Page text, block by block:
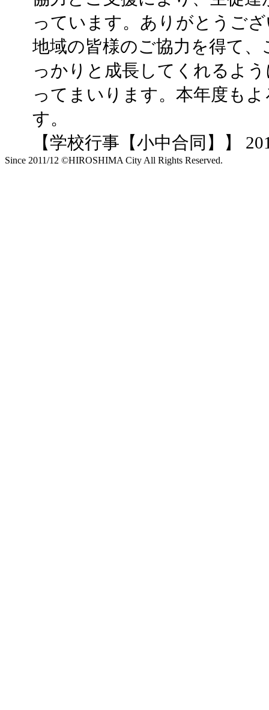
っています。ありがとうご
地域の皆様のご協力を得て
っかりと成長してくれるよ
ってまいります。本年度も
す。
【学校行事【小中合同】】
Since 2011/12 ©HIROSHIMA City All Rights Reserved.